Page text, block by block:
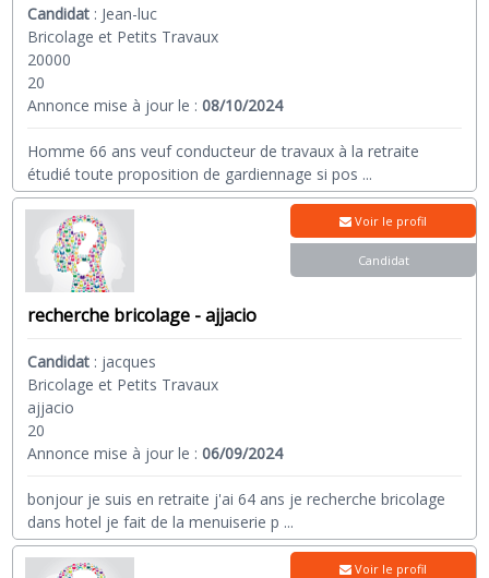
Candidat : Jean-luc
Bricolage et Petits Travaux
20000
20
Annonce mise à jour le :08/10/2024
Homme 66 ans veuf conducteur de travaux à la retraite
étudié toute proposition de gardiennage si pos ...
recherche bricolage - ajjacio
Candidat : jacques
Bricolage et Petits Travaux
ajjacio
20
Annonce mise à jour le :06/09/2024
bonjour je suis en retraite j'ai 64 ans je recherche bricolage
dans hotel je fait de la menuiserie p ...
Voir le profil
Candidat
Voir le profil